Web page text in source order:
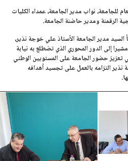
للجامعة، نواب مدير الجامعة، عمداء الكليات
الرقمنة ومدير حاضنة الجامعة.
مدير الجامعةالأستاذ علي خوجة نذير،
إلى الدور المحوري الذي تضطلع به نيابة
تعزيز حضور الجامعة على المستويين الوطني
التزامه بالعمل على تجسيد أهدافه